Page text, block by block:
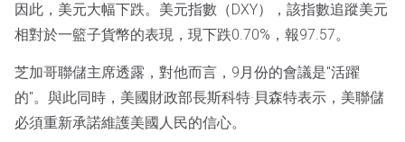
因此，美元大幅下跌。美元指數（DXY），該指數追蹤美元
相對於一籃子貨幣的表現，現下跌0.70%，報97.57。
芝加哥聯儲主席透露，對他而言，9月份的會議是"活躍
的"。與此同時，美國財政部長斯科特·貝森特表示，美聯儲
必須重新承諾維護美國人民的信心。